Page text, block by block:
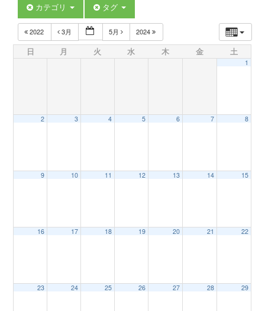
o
カテゴリ タグ
2022 3月 5月 2024
日 月 火 水 木 金 土
1
2 3 4 5 6 7 8
9 10 11 12 13 14 15
16 17 18 19 20 21 22
23 24 25 26 27 28 29